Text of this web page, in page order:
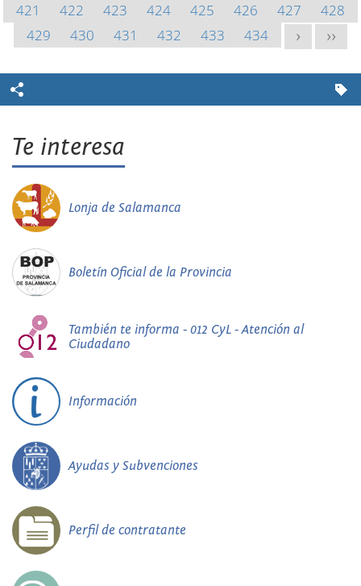
421
422 423 424 425 426 427
428
429
430 431 432 433 434 > >>
Te interesa
Lonja de Salamanca
Boletín Oficial de la Provincia
También te informa - 012 CyL - Atención al
Ciudadano
Información
Ayudas y Subvenciones
Perfil de contratante